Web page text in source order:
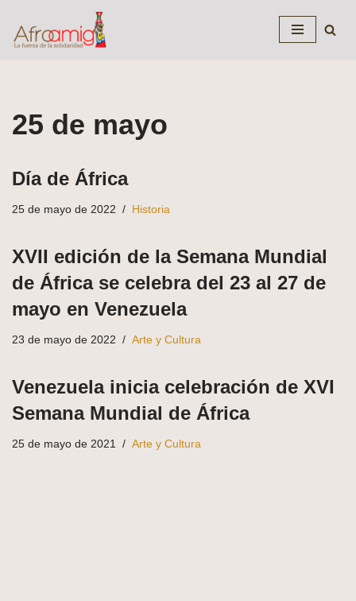
Saltar
25 de mayo
Día de África
25 de mayo de 2022 Historia
XVII edición de la Semana Mundial
de África se celebra del 23 al 27 de
mayo en Venezuela
23 de mayo de 2022 Arte y Cultura
Venezuela inicia celebración de XVI
Semana Mundial de África
25 de mayo de 2021 Arte y Cultura